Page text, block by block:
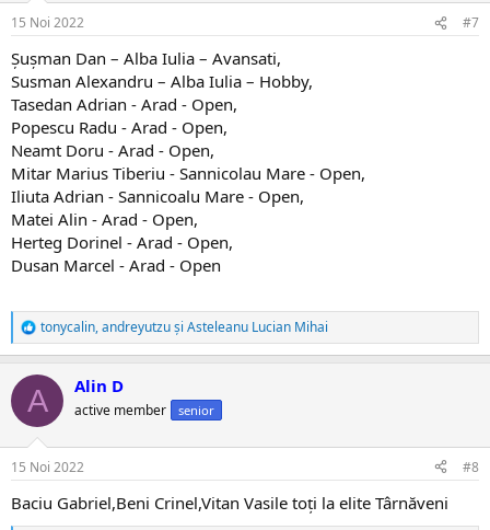
15 Noi 2022 #7
Șușman Dan – Alba Iulia – Avansati,
Susman Alexandru – Alba Iulia – Hobby,
Tasedan Adrian - Arad - Open,
Popescu Radu - Arad - Open,
Neamt Doru - Arad - Open,
Mitar Marius Tiberiu - Sannicolau Mare - Open,
Iliuta Adrian - Sannicoalu Mare - Open,
Matei Alin - Arad - Open,
Herteg Dorinel - Arad - Open,
Dusan Marcel - Arad - Open
R
e
c
i
tonycalin,andreyutzuși Asteleanu Lucian Mihai
A Alin D
active member senior
15 Noi 2022 #8
Baciu Gabriel,Beni Crinel,Vitan Vasile toți la elite Târnăveni